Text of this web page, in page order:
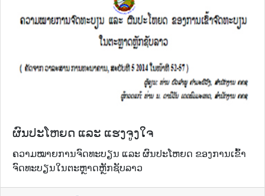
ຜົນປະໂຫຍດ ແລະ ແຮງຈູງໃຈ
ຄວາມໝາຍການຈົດທະບຽນ ແລະ ຜົນປະໂຫຍດ ຂອງການເຂົ້າ
ຈົດທະບຽນໃນຕະຫຼາດຫຼັກຊັບລາວ